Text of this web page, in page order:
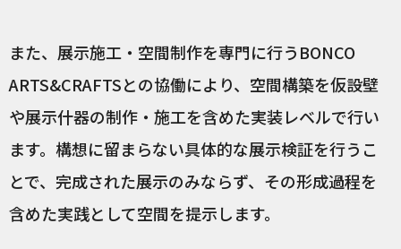
また、展示施工・空間制作を専門に行うBONCO
ARTS&CRAFTSとの協働により、空間構築を仮設壁
や展示什器の制作・施工を含めた実装レベルで行い
ます。構想に留まらない具体的な展示検証を行うこ
とで、完成された展示のみならず、その形成過程を
含めた実践として空間を提示します。